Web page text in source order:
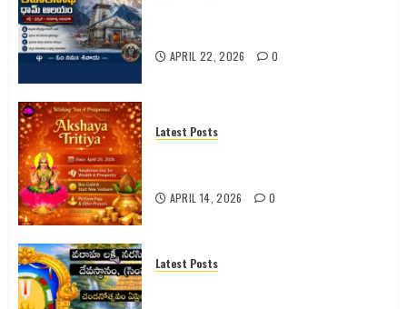
APRIL 22, 2026 0
Latest Posts
APRIL 14, 2026 0
Latest Posts